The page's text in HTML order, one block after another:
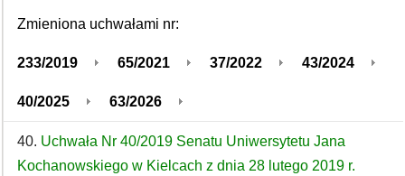
Zmieniona uchwałami nr:
233/2019 65/2021 37/2022 43/2024
40/2025 63/2026
40. Uchwała Nr 40/2019 Senatu Uniwersytetu Jana
Kochanowskiego w Kielcach z dnia 28 lutego 2019 r.